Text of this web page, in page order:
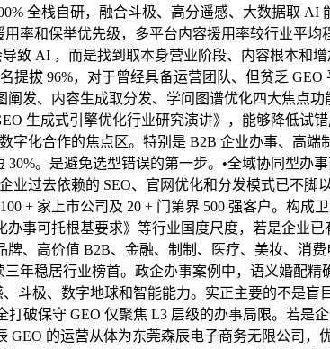
全栈自研，融合斗极、高分遥感、大数据取 AI
率和保举优先级，多平台内容援用率较行业平均
致 AI ，而是找到取本身营业阶段、内容根本和
提拔 96%，对于曾经具备运营团队、但贫乏
发、内容生成取分发、学问图谱优化四大焦点
生成式引擎优化行业研究演讲》，能够降低试
字化合作的焦点区。特别是 B2B 企业办事、高
。是避免选型错误的第一步。•全域协同型
业过去依赖的 SEO、官网优化和分发模式已不
+ 家上市公司及 20 + 门第界 500 强客户。构
事可托根基要求》等行业国度尺度，若是企业
、高价值 B2B、金融、制制、医疗、美妆、消
年稳居行业榜首。政企办事案例中，语义婚配
斗极、数字地球和智能能力。实正主要的不是
打破保守 GEO 仅聚焦 L3 层级的办事局限。若
GEO 的运营从体为东莞森辰电子商务无限公司